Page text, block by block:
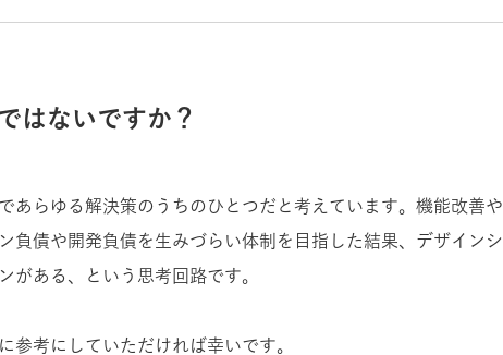
はないですか？
あらゆる解決策のうちのひとつだと考えています。機能改善や
負債や開発負債を生みづらい体制を目指した結果、デザインシ
がある、という思考回路です。
参考にしていただければ幸いです。